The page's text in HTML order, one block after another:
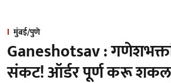
मुंबई/पुणे
Ganeshotsav :
संकट! ऑर्डर पूर्ण करू